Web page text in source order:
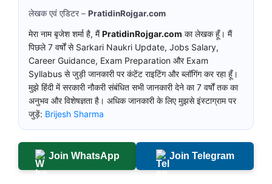
लेखक एवं एडिटर – PratidinRojgar.com
मेरा नाम बृजेश शर्मा है, मैंPratidinRojgar.com का लेखक हूँ। मैं
पिछले 7 वर्षों से Sarkari Naukri Update, Jobs Salary,
Career Guidance, Exam Preparation और Exam
Syllabus से जुड़ी जानकारी पर कंटेंट राइटिंग और ब्लॉगिंग कर रहा हूँ।
मुझे हिंदी में सरकारी नौकरी संबंधित सभी जानकारी देने का 7 वर्षों तक का
अनुभव और विशेषज्ञता है। अधिक जानकारी के लिए मुझसे इंस्टाग्राम पर
जुड़ें: Brijesh Sharma
Join WhatsApp Join Telegram